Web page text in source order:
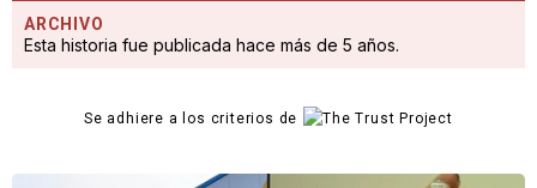
ARCHIVO
Esta historia fue publicada hace más de 5 años.
Se adhiere a los criterios de